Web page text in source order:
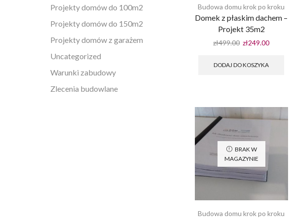
Budowa domu krok po kroku
Domek z płaskim dachem –
Projekt 35m2
zł499.00 Pierwotna
wynosiła:
zł249.00Aktualna
DODAJ DO KOSZYKA
BRAK W
MAGAZYNIE
Budowa domu krok po kroku
Projekty domów do 100m2
Projekty domów do 150m2
Projekty domów z garażem
Uncategorized
Warunki zabudowy
Zlecenia budowlane